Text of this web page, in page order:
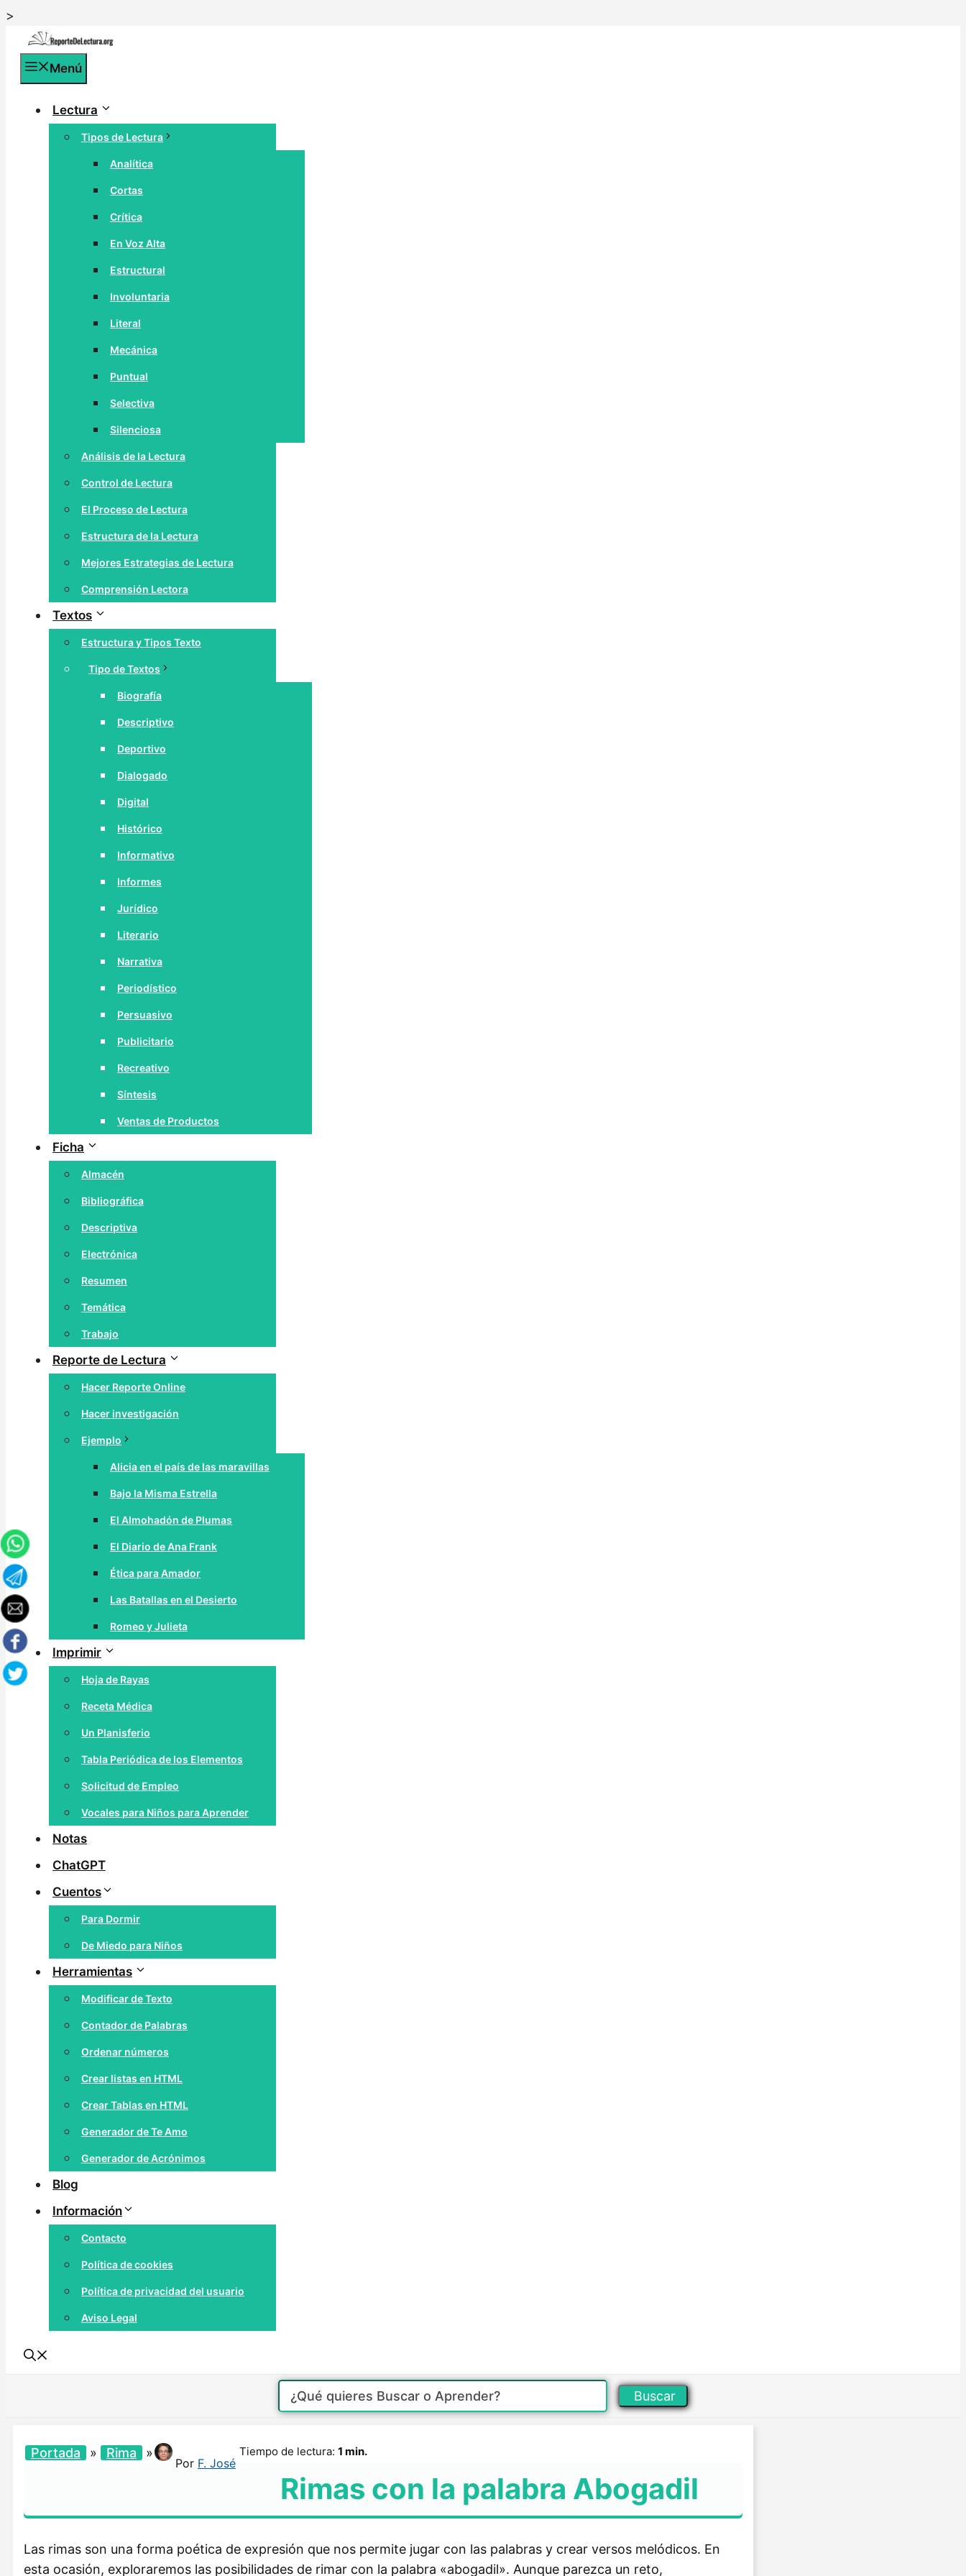
>
contenido
Menú
Lectura
Tipos de Lectura
Analítica
Cortas
Crítica
En Voz Alta
Estructural
Involuntaria
Literal
Mecánica
Puntual
Selectiva
Silenciosa
Análisis de la Lectura
Control de Lectura
El Proceso de Lectura
Estructura de la Lectura
Mejores Estrategias de Lectura
Comprensión Lectora
Textos
Estructura y Tipos Texto
Tipo de Textos
Biografía
Descriptivo
Deportivo
Dialogado
Digital
Histórico
Informativo
Informes
Jurídico
Literario
Narrativa
Periodístico
Persuasivo
Publicitario
Recreativo
Síntesis
Ventas de Productos
Ficha
Almacén
Bibliográfica
Descriptiva
Electrónica
Resumen
Temática
Trabajo
Reporte de Lectura
Hacer Reporte Online
Hacer investigación
Ejemplo
Alicia en el país de las maravillas
Bajo la Misma Estrella
El Almohadón de Plumas
El Diario de Ana Frank
Ética para Amador
Las Batallas en el Desierto
Romeo y Julieta
Imprimir
Hoja de Rayas
Receta Médica
Un Planisferio
Tabla Periódica de los Elementos
Solicitud de Empleo
Vocales para Niños para Aprender
Notas
ChatGPT
Cuentos
Para Dormir
De Miedo para Niños
Herramientas
Modificar de Texto
Contador de Palabras
Ordenar números
Crear listas en HTML
Crear Tablas en HTML
Generador de Te Amo
Generador de Acrónimos
Blog
Información
Contacto
Política de cookies
Política de privacidad del usuario
Aviso Legal
Buscar
Portada » Rima »
Por F. José
Tiempo de lectura: 1 min.
Rimas con la palabra Abogadil
Las rimas son una forma poética de expresión que nos permite jugar con las palabras y crear versos melódicos. En
esta ocasión, exploraremos las posibilidades de rimar con la palabra «abogadil». Aunque parezca un reto,